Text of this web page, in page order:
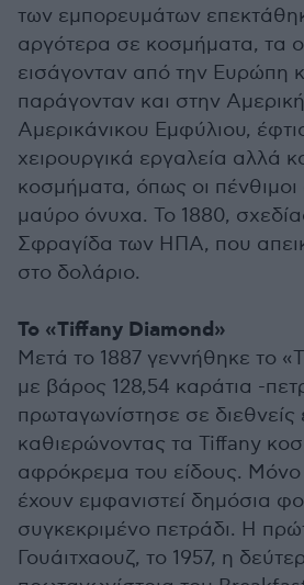
των εμπορευμάτων
αργότερα σε κοσμήματα, τα
εισάγονταν από την Ευρώπη
παράγονταν και στην
Αμερικάνικου Εμφύλιου,
χειρουργικά εργαλεία αλλά
κοσμήματα, όπως οι
μαύρο όνυχα. Το 1880,
Σφραγίδα των ΗΠΑ, που
στο δολάριο.
Το «Tiffany Diamond»
Μετά το 1887 γεννήθηκε το
με βάρος 128,54 καράτια -
πρωταγωνίστησε σε διεθνείς
καθιερώνοντας τα Tiffany
αφρόκρεμα του είδους. Μόνο
έχουν εμφανιστεί δημόσια
συγκεκριμένο πετράδι. Η
Γουάιτχαουζ, το 1957, η